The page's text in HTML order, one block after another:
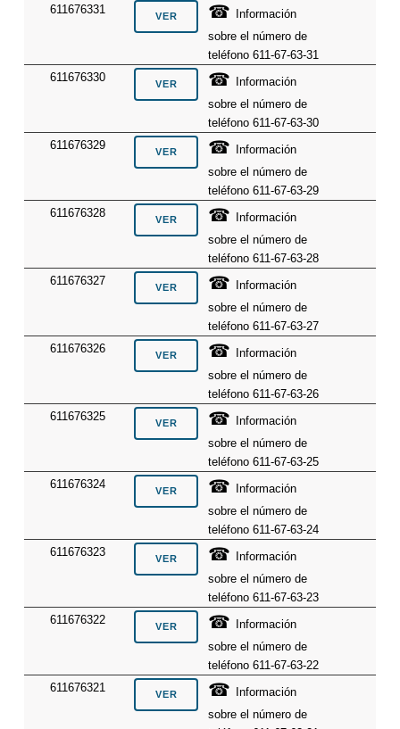
611676331
☎ Información
sobre el número de
teléfono 611-67-63-31
611676330
☎ Información
sobre el número de
teléfono 611-67-63-30
611676329
☎ Información
sobre el número de
teléfono 611-67-63-29
611676328
☎ Información
sobre el número de
teléfono 611-67-63-28
611676327
☎ Información
sobre el número de
teléfono 611-67-63-27
611676326
☎ Información
sobre el número de
teléfono 611-67-63-26
611676325
☎ Información
sobre el número de
teléfono 611-67-63-25
611676324
☎ Información
sobre el número de
teléfono 611-67-63-24
611676323
☎ Información
sobre el número de
teléfono 611-67-63-23
611676322
☎ Información
sobre el número de
teléfono 611-67-63-22
611676321
☎ Información
sobre el número de